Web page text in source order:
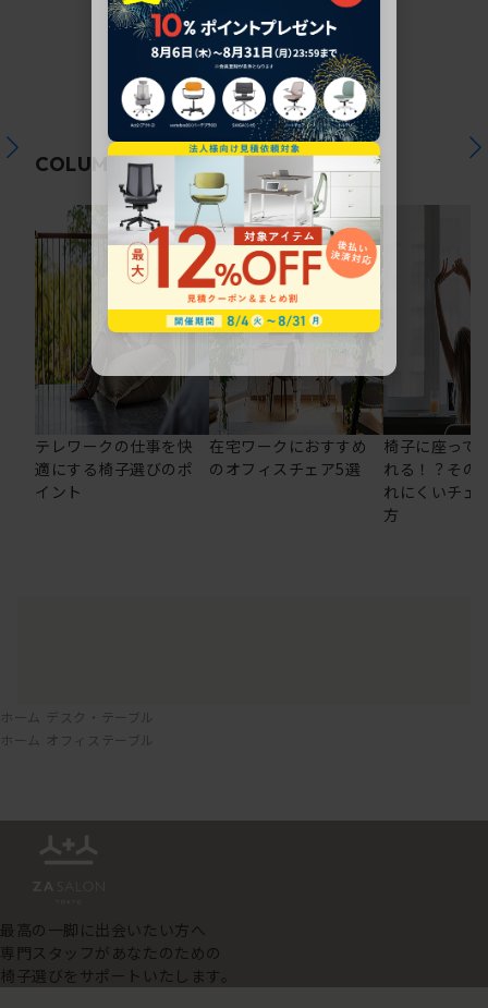
COLUMN関連コラム
テレワークの仕事を快
適にする椅子選びのポ
イント
在宅ワークにおすすめ
のオフィスチェア5選
椅子に座って
れる！？その
れにくいチェ
方
ホーム デスク・テーブル
ホーム
オフィステーブル
最高の一脚に出会いたい方へ
専門スタッフがあなたのための
椅子選びをサポートいたします。